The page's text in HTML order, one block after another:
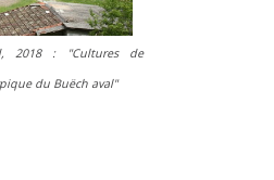
2018 : "Cultures de
du Buëch aval"